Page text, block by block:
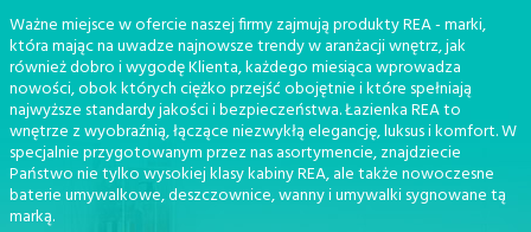
Ważne miejsce w ofercie naszej firmy zajmują produkty REA - marki,
która mając na uwadze najnowsze trendy w aranżacji wnętrz, jak
również dobro i wygodę Klienta, każdego miesiąca wprowadza
nowości, obok których ciężko przejść obojętnie i które spełniają
najwyższe standardy jakości i bezpieczeństwa. Łazienka REA to
wnętrze z wyobraźnią, łączące niezwykłą elegancję, luksus i komfort. W
specjalnie przygotowanym przez nas asortymencie, znajdziecie
Państwo nie tylko wysokiej klasy kabiny REA, ale także nowoczesne
baterie umywalkowe, deszczownice, wanny i umywalki sygnowane tą
marką.